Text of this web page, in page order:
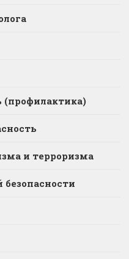
(профилактика)
и терроризма